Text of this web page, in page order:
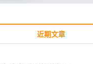
近期文章